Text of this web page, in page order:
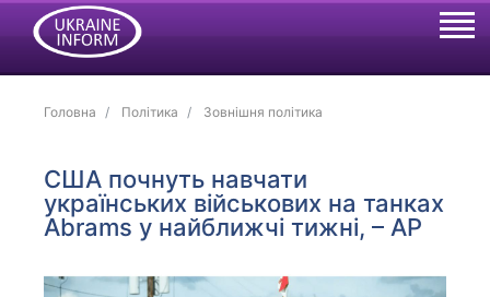
Головна Політика Зовнішня політика
США почнуть навчати
українських військових на танках
Abrams у найближчі тижні, – АP